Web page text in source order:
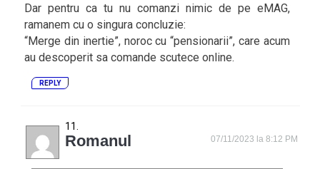
Dar pentru ca tu nu comanzi nimic de pe eMAG,
ramanem cu o singura concluzie:
“Merge din inertie”, noroc cu “pensionarii”, care acum
au descoperit sa comande scutece online.
REPLY
Romanul 07/11/2023 la 8:12 PM